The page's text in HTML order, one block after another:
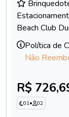
Beach Club
Política de
Não
R$
01• 02